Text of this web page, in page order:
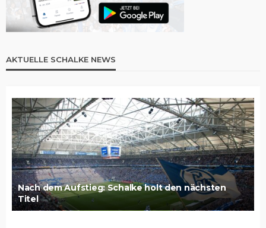
AKTUELLE SCHALKE NEWS
Nach dem Aufstieg: Schalke holt den nächsten
Titel